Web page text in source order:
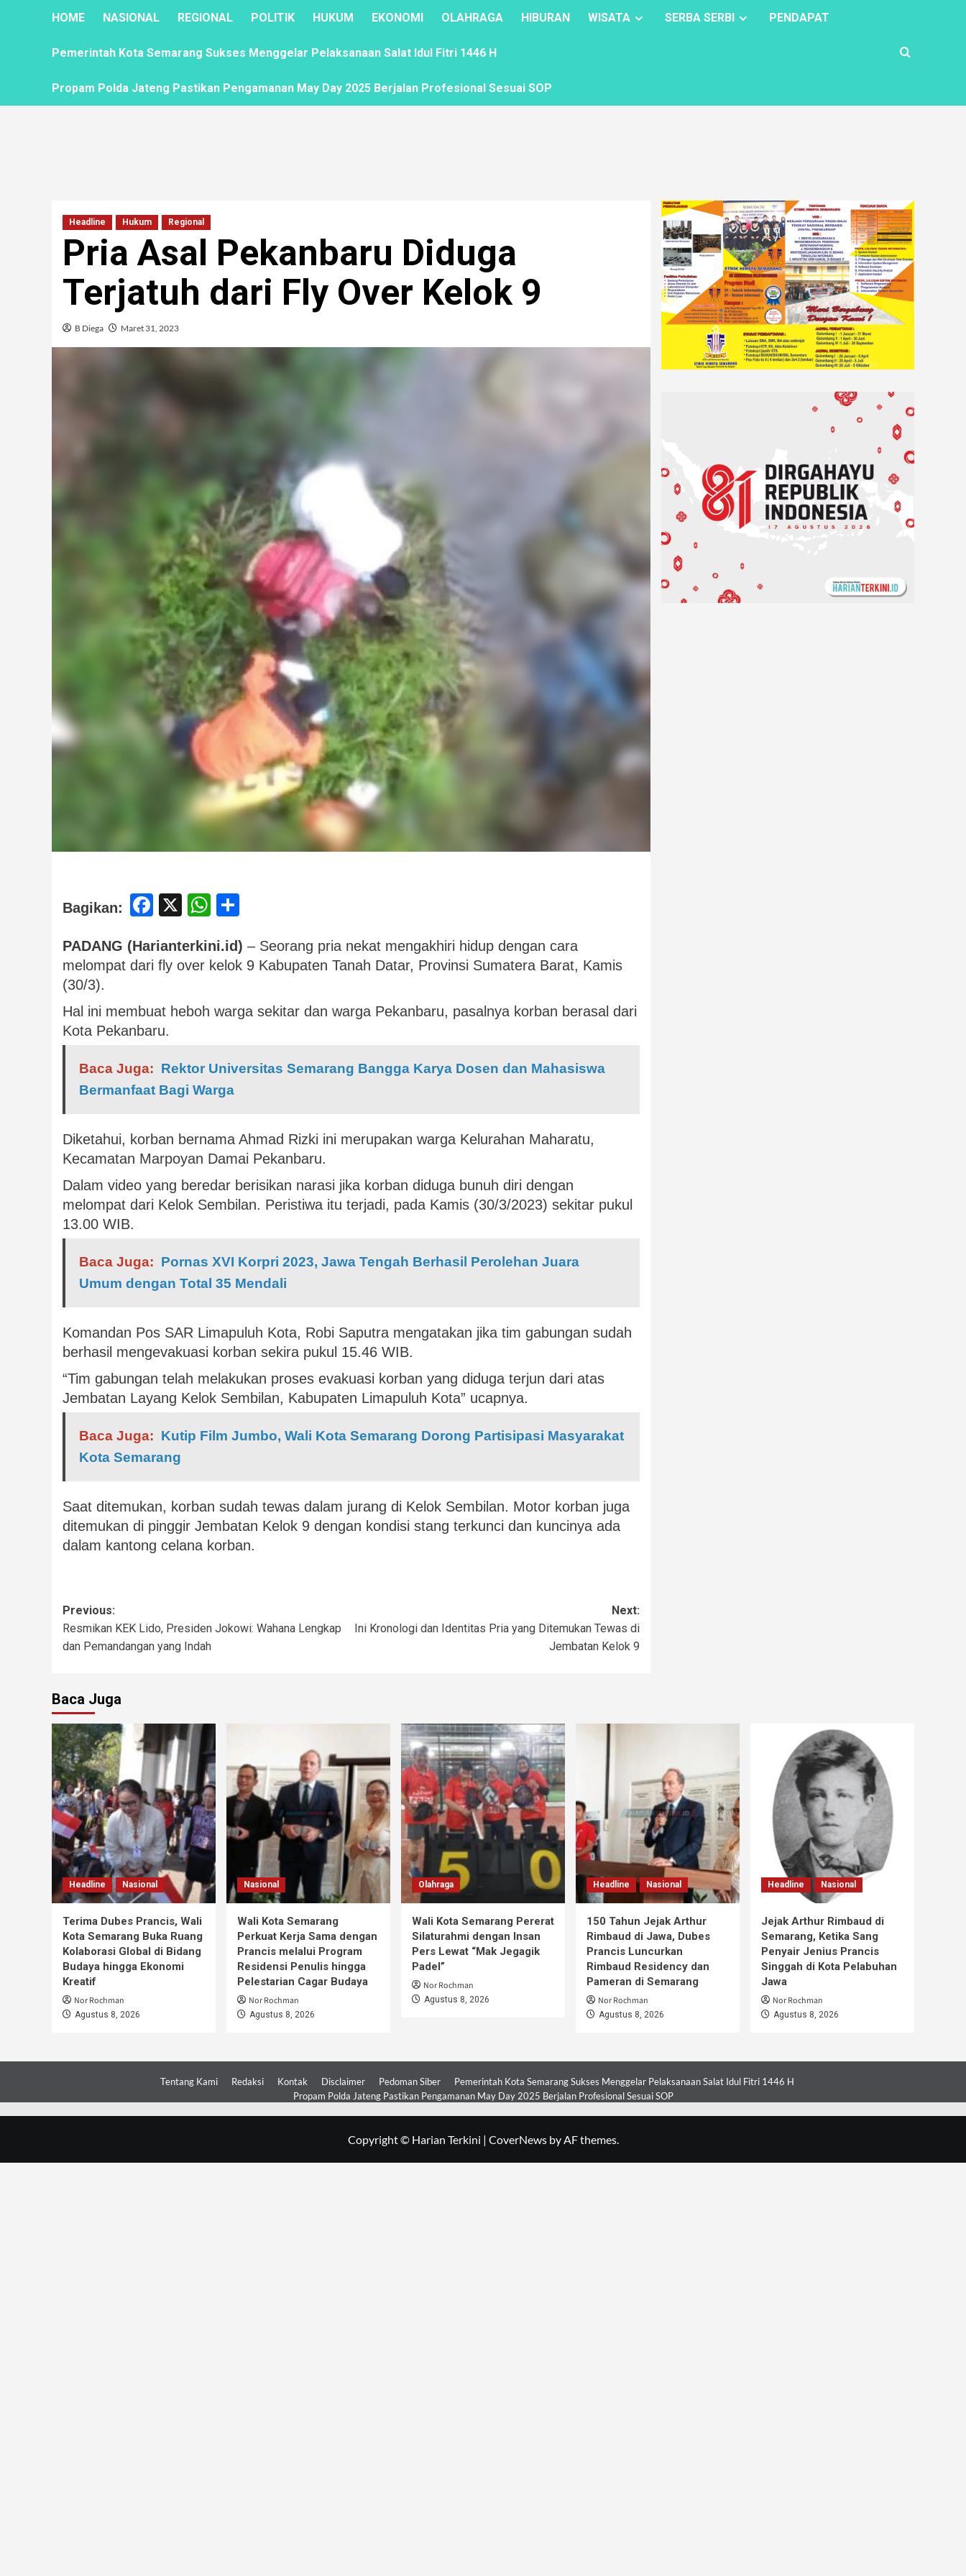
HOME NASIONAL REGIONAL POLITIK HUKUM EKONOMI OLAHRAGA HIBURAN WISATA SERBA SERBI PENDAPAT
Pemerintah Kota Semarang Sukses Menggelar Pelaksanaan Salat Idul Fitri 1446 H
Propam Polda Jateng Pastikan Pengamanan May Day 2025 Berjalan Profesional Sesuai SOP
Headline Hukum Regional
Pria Asal Pekanbaru Diduga
Terjatuh dari Fly Over Kelok 9
B Diega Maret 31, 2023
Bagikan: Facebook
X WhatsApp
PADANG (Harianterkini.id) – Seorang pria nekat mengakhiri hidup dengan cara
melompat dari fly over kelok 9 Kabupaten Tanah Datar, Provinsi Sumatera Barat, Kamis
(30/3).
Hal ini membuat heboh warga sekitar dan warga Pekanbaru, pasalnya korban berasal dari
Kota Pekanbaru.
Baca Juga: Rektor Universitas Semarang Bangga Karya Dosen dan Mahasiswa
Bermanfaat Bagi Warga
Diketahui, korban bernama Ahmad Rizki ini merupakan warga Kelurahan Maharatu,
Kecamatan Marpoyan Damai Pekanbaru.
Dalam video yang beredar berisikan narasi jika korban diduga bunuh diri dengan
melompat dari Kelok Sembilan. Peristiwa itu terjadi, pada Kamis (30/3/2023) sekitar pukul
13.00 WIB.
Baca Juga: Pornas XVI Korpri 2023, Jawa Tengah Berhasil Perolehan Juara
Umum dengan Total 35 Mendali
Komandan Pos SAR Limapuluh Kota, Robi Saputra mengatakan jika tim gabungan sudah
berhasil mengevakuasi korban sekira pukul 15.46 WIB.
“Tim gabungan telah melakukan proses evakuasi korban yang diduga terjun dari atas
Jembatan Layang Kelok Sembilan, Kabupaten Limapuluh Kota” ucapnya.
Baca Juga: Kutip Film Jumbo, Wali Kota Semarang Dorong Partisipasi Masyarakat
Kota Semarang
Saat ditemukan, korban sudah tewas dalam jurang di Kelok Sembilan. Motor korban juga
ditemukan di pinggir Jembatan Kelok 9 dengan kondisi stang terkunci dan kuncinya ada
dalam kantong celana korban.
Previous:
Resmikan KEK Lido, Presiden Jokowi: Wahana Lengkap
dan Pemandangan yang Indah
Next:
Ini Kronologi dan Identitas Pria yang Ditemukan Tewas di
Jembatan Kelok 9
Baca Juga
Headline Nasional
Terima Dubes Prancis, Wali
Kota Semarang Buka Ruang
Kolaborasi Global di Bidang
Budaya hingga Ekonomi
Kreatif
Nor Rochman
Agustus 8, 2026
Nasional
Wali Kota Semarang
Perkuat Kerja Sama dengan
Prancis melalui Program
Residensi Penulis hingga
Pelestarian Cagar Budaya
Nor Rochman
Agustus 8, 2026
Olahraga
Wali Kota Semarang Pererat
Silaturahmi dengan Insan
Pers Lewat “Mak Jegagik
Padel”
Nor Rochman
Agustus 8, 2026
Headline Nasional
150 Tahun Jejak Arthur
Rimbaud di Jawa, Dubes
Prancis Luncurkan
Rimbaud Residency dan
Pameran di Semarang
Nor Rochman
Agustus 8, 2026
Headline Nasional
Jejak Arthur Rimbaud di
Semarang, Ketika Sang
Penyair Jenius Prancis
Singgah di Kota Pelabuhan
Jawa
Nor Rochman
Agustus 8, 2026
Tentang Kami Redaksi Kontak Disclaimer Pedoman Siber
Pemerintah Kota Semarang Sukses Menggelar Pelaksanaan Salat Idul Fitri 1446 H
Propam Polda Jateng Pastikan Pengamanan May Day 2025 Berjalan Profesional Sesuai SOP
Copyright © Harian Terkini | CoverNewsby AF themes.